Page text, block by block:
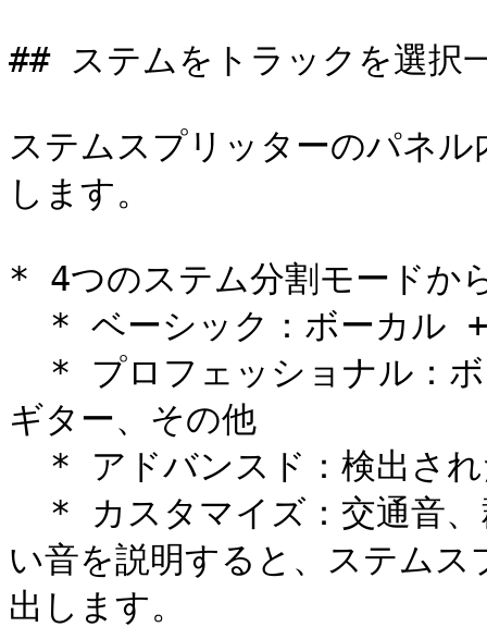
## ステムをトラックを選択
ステムスプリッターのパネ
します。
* 4つのステム分割モードか
ギター、その他
い音を説明すると、ステム
出します。